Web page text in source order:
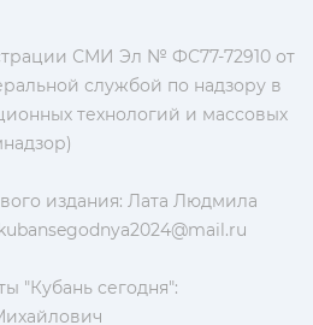
СМИ Эл № ФС77-72910 от
службой по надзору в
технологий и массовых
издания: Лата Людмила
kubansegodnya2024@mail.ru
"Кубань сегодня":